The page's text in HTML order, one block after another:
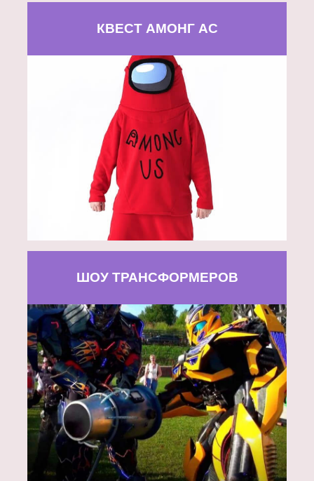
КВЕСТ АМОНГ АС
ШОУ ТРАНСФОРМЕРОВ